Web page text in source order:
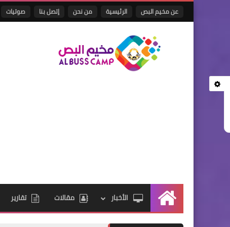
عن مخيم البص الرئيسية من نحن إتصل بنا صوتيات
الرئيسيةالأخبار مقالات تقارير